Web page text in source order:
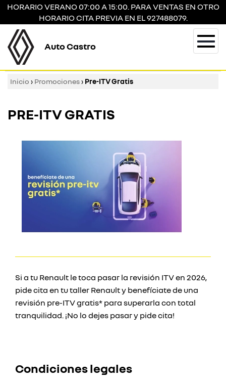
HORARIO VERANO 07:00 A 15:00. PARA VENTAS EN OTRO
HORARIO CITA PREVIA EN EL 927488079.
Auto Castro
Inicio › Promociones› Pre-ITV Gratis
PRE-ITV GRATIS
Si a tu Renault le toca pasar la revisión ITV en 2026,
pide cita en tu taller Renault y benefíciate de una
revisión pre-ITV gratis* para superarla con total
tranquilidad. ¡No lo dejes pasar y pide cita!
Condiciones legales